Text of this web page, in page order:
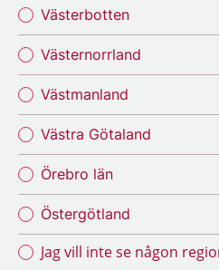
Västerbotten
Västernorrland
Västmanland
Västra Götaland
Örebro län
Östergötland
Jag vill inte se någon